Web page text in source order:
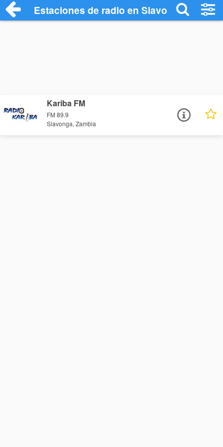
Estaciones de radio en Siavonga -
Kariba FM
FM 89.9
Siavonga, Zambia